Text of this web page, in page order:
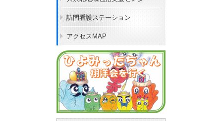
訪問看護ステーション
アクセスMAP